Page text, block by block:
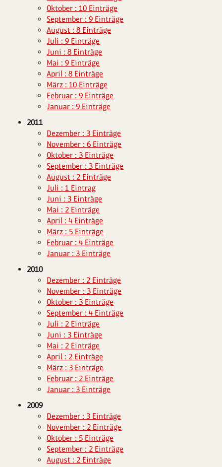
Oktober : 10 Einträge
September : 9 Einträge
August : 8 Einträge
Juli : 9 Einträge
Juni : 8 Einträge
Mai : 9 Einträge
April : 8 Einträge
März : 10 Einträge
Februar : 9 Einträge
Januar : 9 Einträge
2011
Dezember : 3 Einträge
November : 6 Einträge
Oktober : 3 Einträge
September : 3 Einträge
August : 2 Einträge
Juli : 1 Eintrag
Juni : 3 Einträge
Mai : 2 Einträge
April : 4 Einträge
März : 5 Einträge
Februar : 4 Einträge
Januar : 3 Einträge
2010
Dezember : 2 Einträge
November : 3 Einträge
Oktober : 3 Einträge
September : 4 Einträge
Juli : 2 Einträge
Juni : 3 Einträge
Mai : 2 Einträge
April : 2 Einträge
März : 3 Einträge
Februar : 2 Einträge
Januar : 3 Einträge
2009
Dezember : 3 Einträge
November : 2 Einträge
Oktober : 5 Einträge
September : 2 Einträge
August : 2 Einträge